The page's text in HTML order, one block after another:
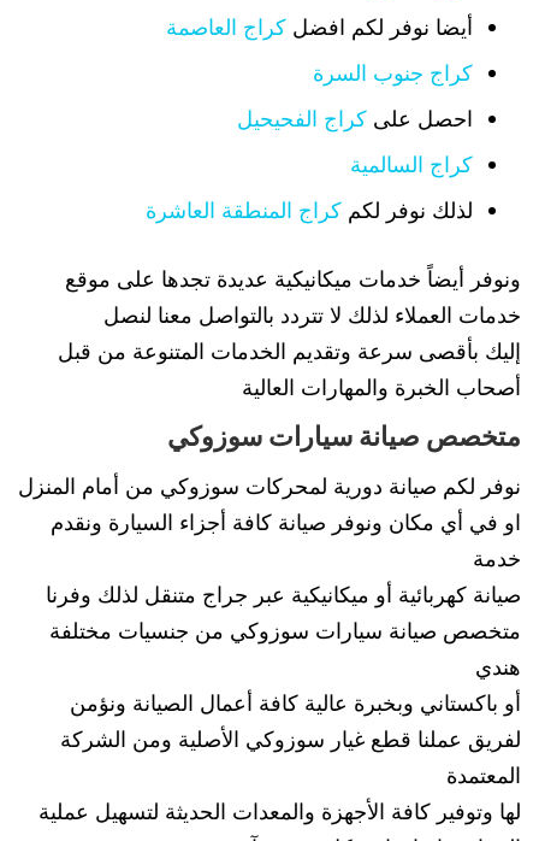
أيضا نوفر لكم افضل كراج العاصمة
كراج جنوب السرة
احصل على كراج الفحيحيل
كراج السالمية
لذلك نوفر لكم كراج المنطقة العاشرة
ونوفر أيضاً خدمات ميكانيكية عديدة تجدها على موقع
خدمات العملاء لذلك لا تتردد بالتواصل معنا لنصل
إليك بأقصى سرعة وتقديم الخدمات المتنوعة من قبل
أصحاب الخبرة والمهارات العالية
متخصص صيانة سيارات سوزوكي
نوفر لكم صيانة دورية لمحركات سوزوكي من أمام المنزل
او في أي مكان ونوفر صيانة كافة أجزاء السيارة ونقدم
خدمة
صيانة كهربائية أو ميكانيكية عبر جراج متنقل لذلك وفرنا
متخصص صيانة سيارات سوزوكي من جنسيات مختلفة
هندي
أو باكستاني وبخبرة عالية كافة أعمال الصيانة ونؤمن
لفريق عملنا قطع غيار سوزوكي الأصلية ومن الشركة
المعتمدة
لها وتوفير كافة الأجهزة والمعدات الحديثة لتسهيل عملية